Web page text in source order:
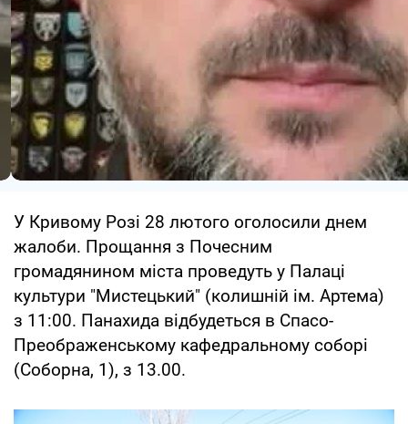
У Кривому Розі 28 лютого оголосили днем
жалоби. Прощання з Почесним
громадянином міста проведуть у Палаці
культури "Мистецький" (колишній ім. Артема)
з 11:00. Панахида відбудеться в Спасо-
Преображенському кафедральному соборі
(Соборна, 1), з 13.00.